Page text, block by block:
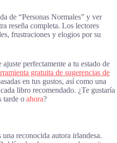
de “Personas Normales” y ver
reseña completa. Los lectores
frustraciones y elogios por su
perfectamente a tu estado de
gratuita de sugerencias de
en tus gustos, así como una
libro recomendado. ¿Te gustaría
tarde o ahora?
reconocida autora irlandesa.